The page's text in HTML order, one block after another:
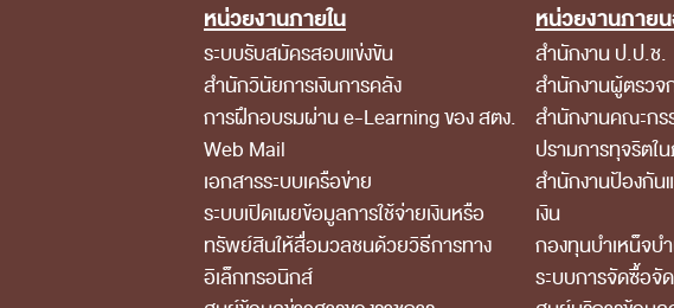
Footer Menu
หน่วยงานภายใน
ระบบรับสมัครสอบแข่งขัน
สำนักวินัยการเงินการคลัง
การฝึกอบรมผ่าน e-Learning ของ สตง.
Web Mail
เอกสารระบบเครือข่าย
ระบบเปิดเผยข้อมูลการใช้จ่ายเงินหรือ
ทรัพย์สินให้สื่อมวลชนด้วยวิธีการทาง
อิเล็กทรอนิกส์
หน่วยงานภาย
สำนักงาน ป.ป.ช.
สำนักงานผู้ตรวจ
สำนักงานคณะกร
ปรามการทุจริตใ
สำนักงานป้องกัน
เงิน
กองทุนบำเหน็จบ
ระบบการจัดซื้อจั